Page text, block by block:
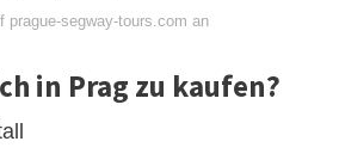
prague-segway-tours.com an
in Prag zu kaufen?